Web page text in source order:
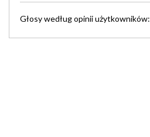
Głosy wedługopiniiużytkowników: